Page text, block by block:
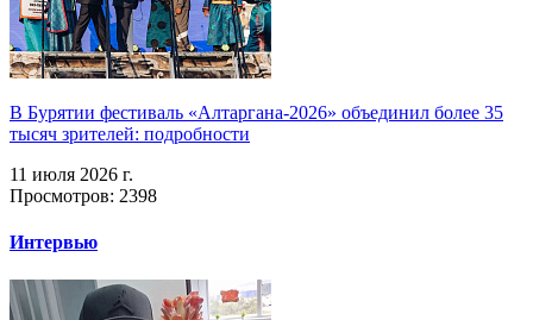
В Бурятии фестиваль «Алтаргана-2026» объединил более 35
тысяч зрителей: подробности
11 июля 2026 г.
Просмотров: 2398
Интервью